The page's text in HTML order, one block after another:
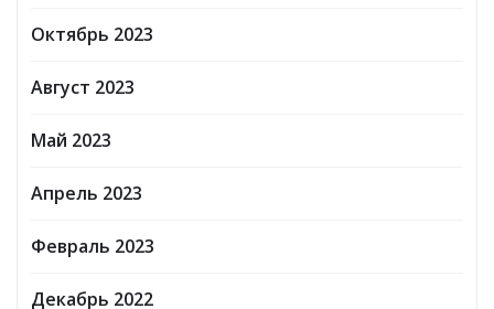
Октябрь 2023
Август 2023
Май 2023
Апрель 2023
Февраль 2023
Декабрь 2022